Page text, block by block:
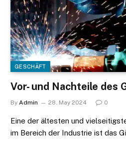
GESCHÄFT
Vor- und Nachteile des
By Admin 28. May 2024 0
Eine der ältesten und
im Bereich der Industrie ist das